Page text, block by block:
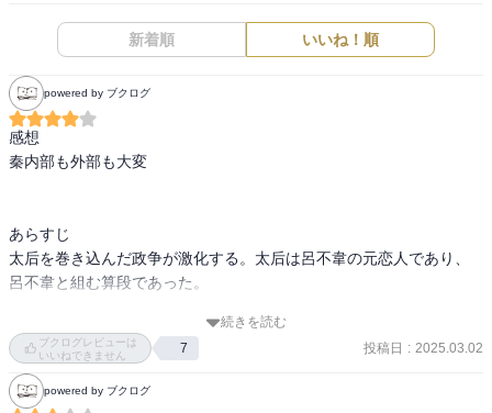
新着順 いいね！順
powered by ブクログ
感想
秦内部も外部も大変
あらすじ
太后を巻き込んだ政争が激化する。太后は呂不韋の元恋人であり、
呂不韋と組む算段であった。
一方、魏との戦いでは王賁が自前の井闌車を持ち出し、楽華隊が出
し抜いて城を落とす。
秦に立ちはだかるのは元三大天の廉頗将軍だった。
続きを読む
ブクログレビューは
いいねできません
7 投稿日 : 2025.03.02
powered by ブクログ